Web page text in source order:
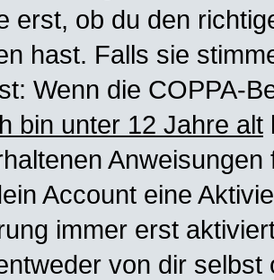
erst, ob du den
hast. Falls sie
Wenn die COPPA-
bin unter 12 Jahre alt
Account eine
immer erst
von dir selbst